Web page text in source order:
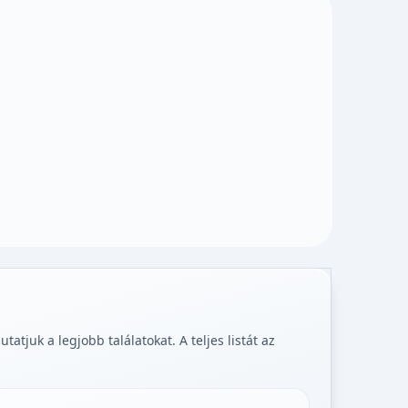
a legjobb találatokat. A teljes listát az